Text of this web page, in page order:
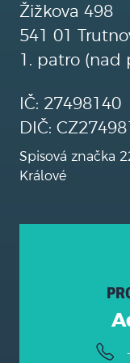
Žižkova 498
541 01
1. patro (nad
IČ: 27498140
DIČ:
Spisová značka
Králové